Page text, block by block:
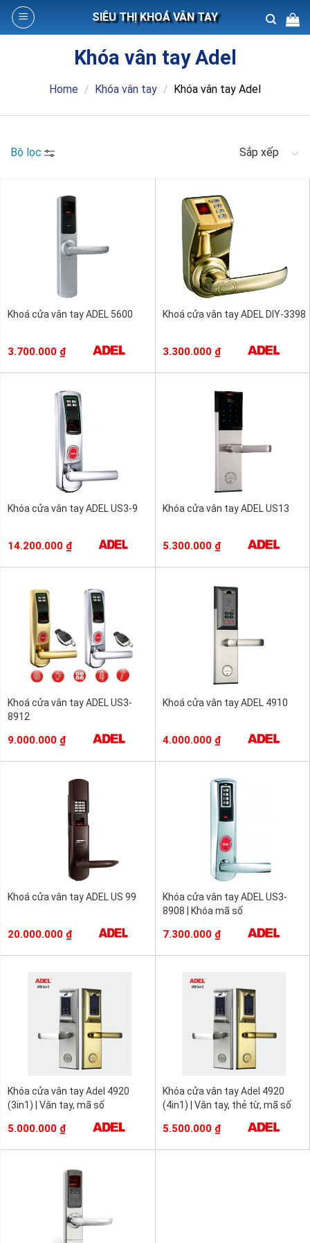
Skip
SIÊU THỊ KHOÁ VÂN TAY
Khóa vân tay Adel
Home / Khóa vân tay / Khóa vân tay Adel
Bộ lọc Sắp xếp
Khoá cửa vân tay ADEL 5600
3.700.000 ₫
Khoá cửa vân tay ADEL DIY-3398
3.300.000 ₫
Khóa cửa vân tay ADEL US3-9
14.200.000 ₫
Khóa cửa vân tay ADEL US13
5.300.000 ₫
Khoá cửa vân tay ADEL US3-
8912
9.000.000 ₫
Khoá cửa vân tay ADEL 4910
4.000.000 ₫
Khoá cửa vân tay ADEL US 99
20.000.000 ₫
Khóa cửa vân tay ADEL US3-
8908 | Khóa mã số
7.300.000 ₫
Khóa cửa vân tay Adel 4920
(3in1) | Vân tay, mã số
5.000.000 ₫
Khóa cửa vân tay Adel 4920
(4in1) | Vân tay, thẻ từ, mã số
5.500.000 ₫